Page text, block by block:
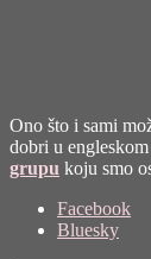
Ono što i sami
dobri u
grupu koju smo
Share
Facebook
Bluesky